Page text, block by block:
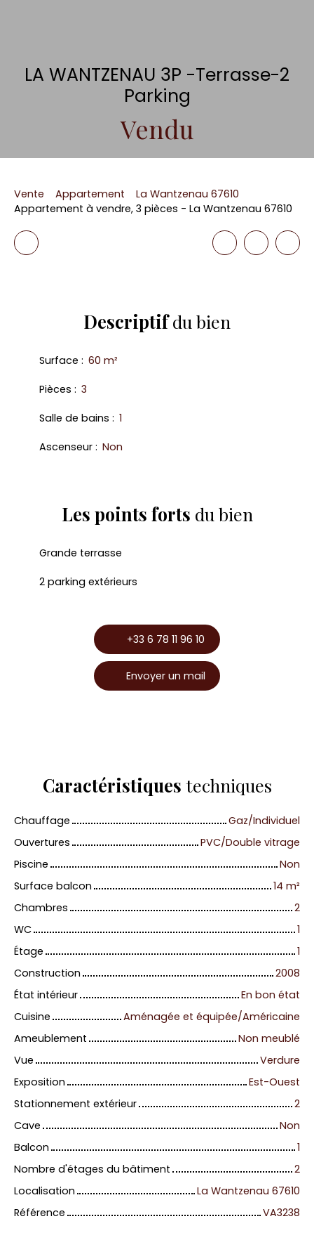
LA WANTZENAU 3P -Terrasse-2
Parking
Vendu
Vente Appartement
La Wantzenau 67610
Appartement à vendre, 3 pièces - La Wantzenau 67610
Descriptifdu bien
Surface : 60 m²
Pièces : 3
Salle de bains : 1
Ascenseur : Non
Les points forts du bien
Grande terrasse
2 parking extérieurs
+33 6 78 11 96 10
Envoyer un mail
Caractéristiques techniques
Chauffage
Gaz/Individuel
Ouvertures
PVC/Double vitrage
Piscine
Non
Surface balcon
14 m²
Chambres
2
WC
1
Étage
1
Construction
2008
État intérieur
En bon état
Cuisine
Aménagée et équipée/Américaine
Ameublement
Non meublé
Vue
Verdure
Exposition
Est-Ouest
Stationnement extérieur
2
Cave
Non
Balcon
1
Nombre d'étages du bâtiment
2
Localisation
La Wantzenau 67610
Référence
VA3238